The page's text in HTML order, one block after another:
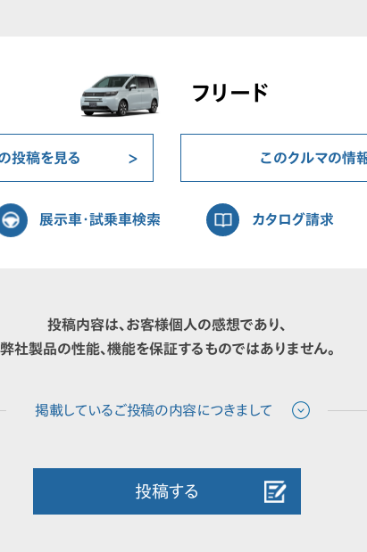
フリード
投稿を見る このクルマの情
展示車・試乗車検索 カタログ請求
投稿内容は、お客様個人の感想であり、
弊社製品の性能、機能を保証するものではありません。
投稿する